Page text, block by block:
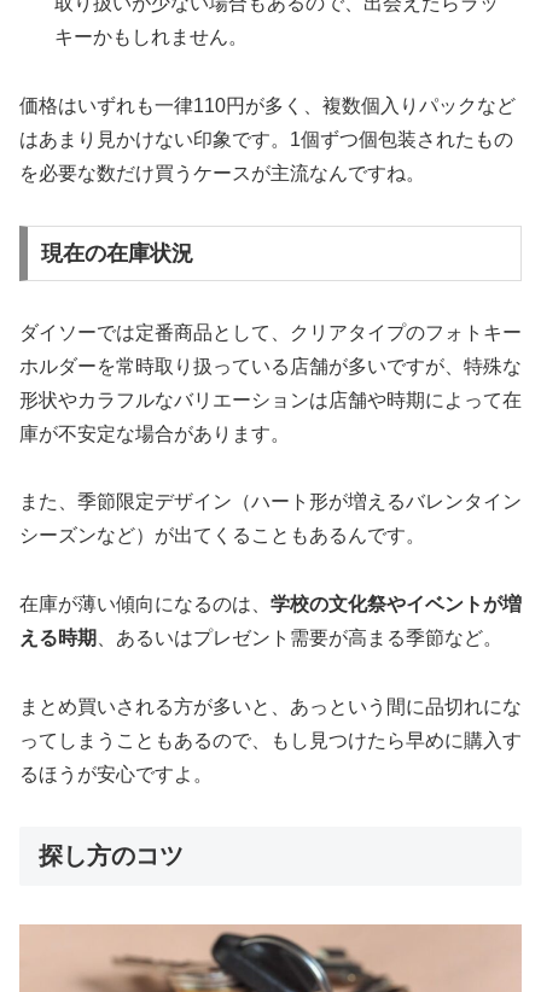
キーかもしれません。
価格はいずれも一律110円が多く、複数個入りパックなど
はあまり見かけない印象です。1個ずつ個包装されたもの
を必要な数だけ買うケースが主流なんですね。
現在の在庫状況
ダイソーでは定番商品として、クリアタイプのフォトキー
ホルダーを常時取り扱っている店舗が多いですが、特殊な
形状やカラフルなバリエーションは店舗や時期によって在
庫が不安定な場合があります。
また、季節限定デザイン（ハート形が増えるバレンタイン
シーズンなど）が出てくることもあるんです。
在庫が薄い傾向になるのは、 学校の文化祭やイベントが増
える時期
、あるいはプレゼント需要が高まる季節など。
まとめ買いされる方が多いと、あっという間に品切れにな
ってしまうこともあるので、もし見つけたら早めに購入す
るほうが安心ですよ。
探し方のコツ